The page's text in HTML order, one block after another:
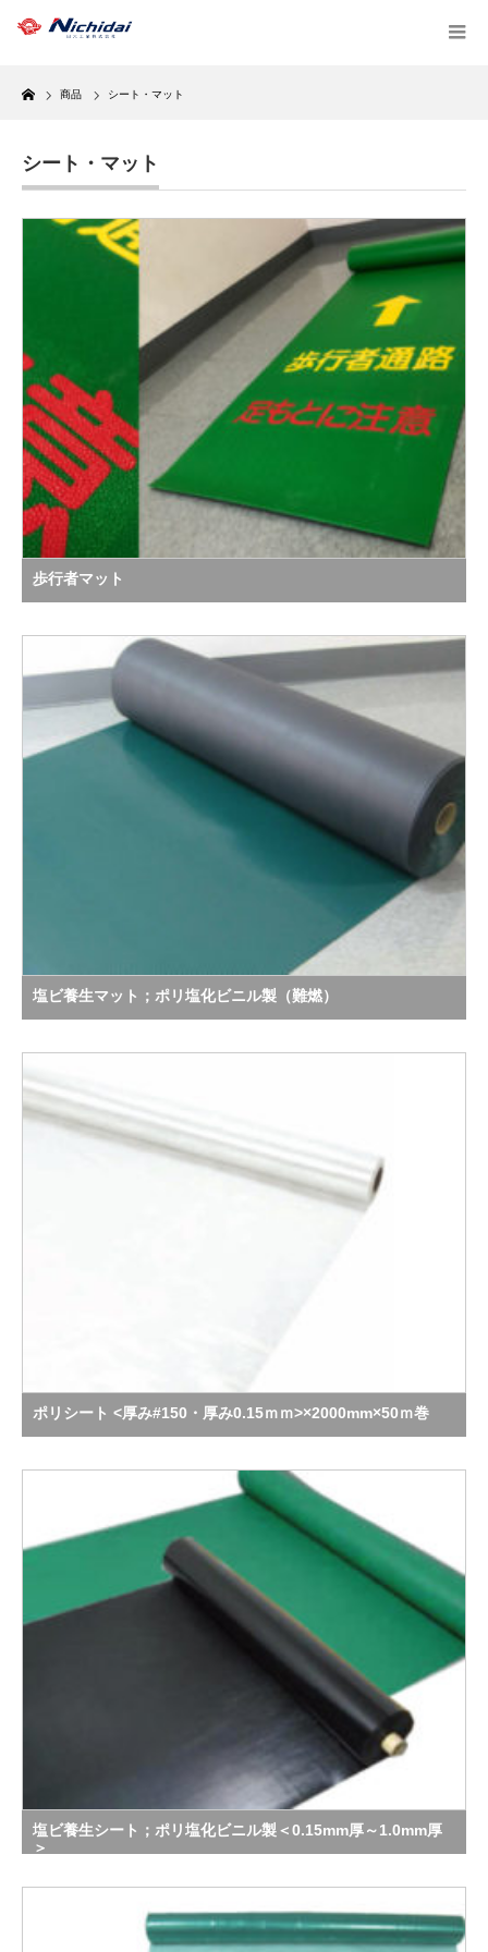
Home
商品 シート・マット
シート・マット
歩行者マット
塩ビ養生マット；ポリ塩化ビニル製（難燃）
ポリシート <厚み#150・厚み0.15ｍｍ>×2000mm×50ｍ巻
塩ビ養生シート；ポリ塩化ビニル製＜0.15mm厚～1.0mm厚
＞